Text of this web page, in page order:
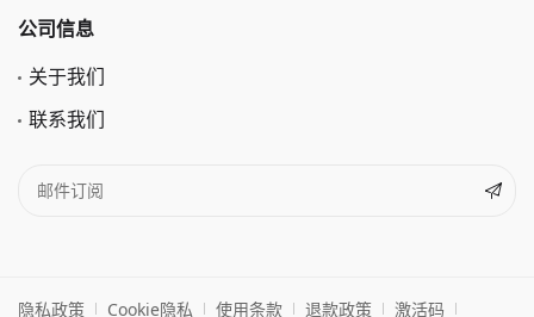
公司信息
关于我们
联系我们
隐私政策 Cookie隐私 使用条款 退款政策 激活码